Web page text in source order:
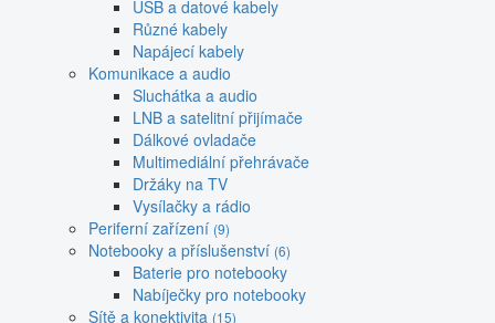
USB a datové kabely
Různé kabely
Napájecí kabely
Komunikace a audio
Sluchátka a audio
LNB a satelitní přijímače
Dálkové ovladače
Multimediální přehrávače
Držáky na TV
Vysílačky a rádio
Periferní zařízení (9)
Notebooky a příslušenství (6)
Baterie pro notebooky
Nabíječky pro notebooky
Sítě a konektivita (15)